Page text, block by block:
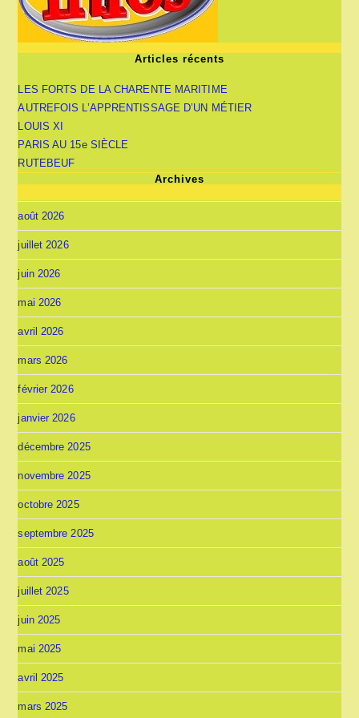
Articles récents
LES FORTS DE LA CHARENTE MARITIME
AUTREFOIS L’APPRENTISSAGE D’UN MÉTIER
LOUIS XI
PARIS AU 15e SIÈCLE
RUTEBEUF
Archives
août 2026
juillet 2026
juin 2026
mai 2026
avril 2026
mars 2026
février 2026
janvier 2026
décembre 2025
novembre 2025
octobre 2025
septembre 2025
août 2025
juillet 2025
juin 2025
mai 2025
avril 2025
mars 2025